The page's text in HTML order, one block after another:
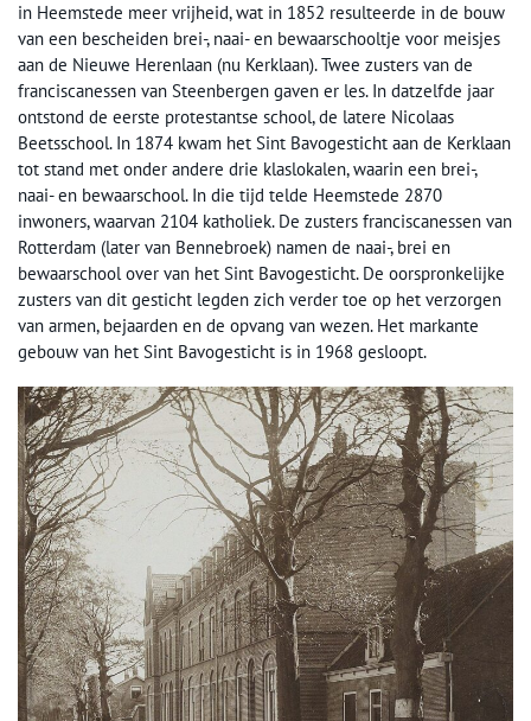
in Heemstede meer vrijheid, wat in 1852 resulteerde in de bouw
van een bescheiden brei-, naai- en bewaarschooltje voor meisjes
aan de Nieuwe Herenlaan (nu Kerklaan). Twee zusters van de
franciscanessen van Steenbergen gaven er les. In datzelfde jaar
ontstond de eerste protestantse school, de latere Nicolaas
Beetsschool. In 1874 kwam het Sint Bavogesticht aan de Kerklaan
tot stand met onder andere drie klaslokalen, waarin een brei-,
naai- en bewaarschool. In die tijd telde Heemstede 2870
inwoners, waarvan 2104 katholiek. De zusters franciscanessen van
Rotterdam (later van Bennebroek) namen de naai-, brei en
bewaarschool over van het Sint Bavogesticht. De oorspronkelijke
zusters van dit gesticht legden zich verder toe op het verzorgen
van armen, bejaarden en de opvang van wezen. Het markante
gebouw van het Sint Bavogesticht is in 1968 gesloopt.